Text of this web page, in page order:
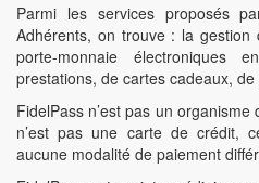
Parmi les services proposés
Adhérents, on trouve : la
porte-monnaie
prestations, de cartes cadeaux,
FidelPass n’est pas un
n’est pas une carte de crédit,
aucune modalité de paiement